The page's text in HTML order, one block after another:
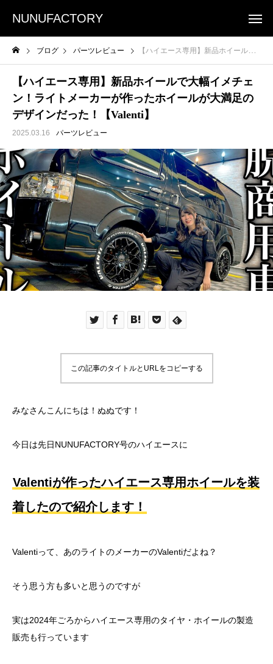
NUNUFACTORY
ブログ パーツレビュー 【ハイエース専用】新品ホイールで大幅イメチェン！ライトメーカーが作ったホイールが大満足のデザインだった！【Valenti】
【ハイエース専用】新品ホイールで大幅イメチェ
ン！ライトメーカーが作ったホイールが大満足の
デザインだった！【Valenti】
2025.03.16 パーツレビュー
この記事のタイトルとURLをコピーする
みなさんこんにちは！ぬぬです！
今日は先日NUNUFACTORY号のハイエースに
Valentiが作ったハイエース専用ホイールを装
着したので紹介します！
Valentiって、あのライトのメーカーのValentiだよね？
そう思う方も多いと思うのですが
実は2024年ごろからハイエース専用のタイヤ・ホイールの製造
販売も行っています